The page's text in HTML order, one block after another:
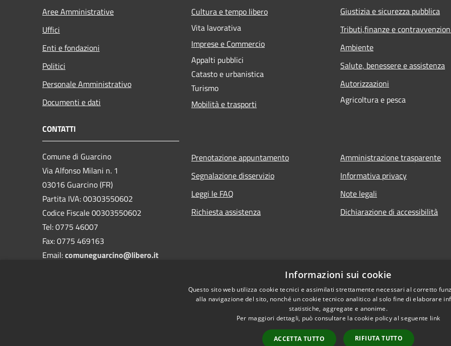
Aree Amministrative
Uffici
Enti e fondazioni
Politici
Personale Amministrativo
Documenti e dati
Cultura e tempo libero
Vita lavorativa
Imprese e Commercio
Appalti pubblici
Catasto e urbanistica
Turismo
Mobilità e trasporti
Giustizia e sicurezza pubblica
Tributi,finanze e
Ambiente
Salute, benessere e assistenza
Autorizzazioni
Agricoltura e pesca
CONTATTI
Comune di Guarcino
Via Alfonso Milani n. 1
03016 Guarcino (FR)
Partita IVA: 00303550602
Codice Fiscale 00303550602
Tel: 0775 46007
Fax: 0775 469163
Email:comuneguarcino@libero.it
Prenotazione appuntamento
Segnalazione disservizio
Leggi le FAQ
Richiesta assistenza
Amministrazione trasparente
Informativa privacy
Note legali
Dichiarazione di accessibilità
Informazioni sui cookie
Questo sito web utilizza cookie tecnici e assimilati strettamente necessari al corretto
alla navigazione del sito, nonché un cookie tecnico analitico al solo fine di elaborare
statistiche, aggregate e anonime.
Per maggiori dettagli, può consultare la cookie policy al seguente link
ACCETTA TUTTO RIFIUTA TUTTO